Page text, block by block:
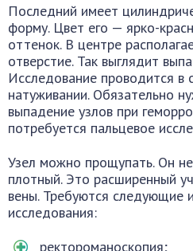
Последний имеет
форму. Цвет его — ярко-
оттенок. В центре
отверстие. Так выглядит
Исследование проводится в
натуживании. Обязательно
выпадение узлов при
потребуется пальцевое
Узел можно прощупать. Он
плотный. Это расширенный
вены. Требуются следующие
исследования:
ректороманоскопия;